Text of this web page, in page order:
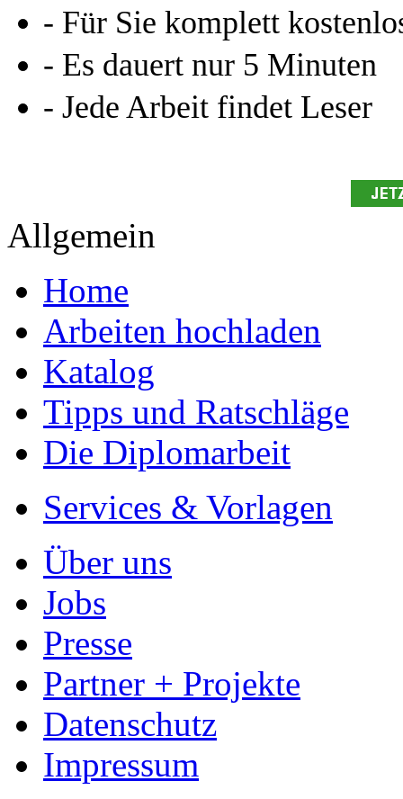
- Für Sie komplett
- Es dauert nur 5 Minuten
- Jede Arbeit findet Leser
Allgemein
Home
Arbeiten hochladen
Katalog
Tipps und Ratschläge
Die Diplomarbeit
Services & Vorlagen
Über uns
Jobs
Presse
Partner + Projekte
Datenschutz
Impressum